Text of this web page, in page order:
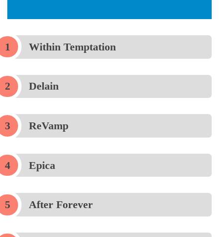
Within Temptation
Delain
ReVamp
Epica
After Forever